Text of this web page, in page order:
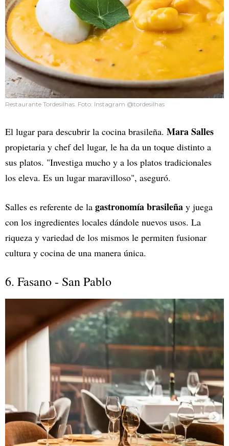
Restaurante Tordesilhas. Foto: Instagram @tordesilhas
El lugar para descubrir la cocina brasileña. Mara Salles
propietaria y chef del lugar, le ha da un toque distinto a
sus platos. "Investiga mucho y a los platos tradicionales
los eleva. Es un lugar maravilloso", aseguró.
Salles es referente de la gastronomía brasileña y juega
con los ingredientes locales dándole nuevos usos. La
riqueza y variedad de los mismos le permiten fusionar
cultura y cocina de una manera única.
6. Fasano - San Pablo